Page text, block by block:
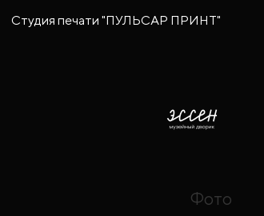
Студия печати "ПУЛЬСАР ПРИНТ"
Фото